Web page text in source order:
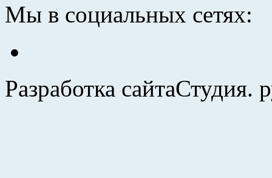
Мы в социальных сетях:
Разработка сайтаСтудия.